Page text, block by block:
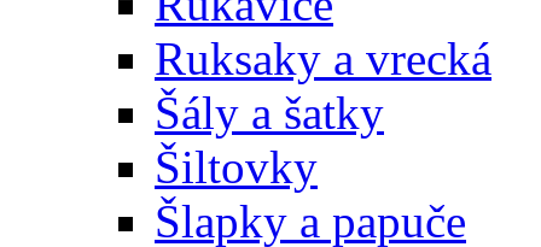
Ruksaky a vrecká
Šály a šatky
Šiltovky
Šlapky a papuče